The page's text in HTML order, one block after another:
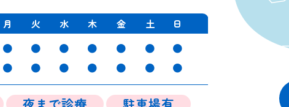
月 火 水 木 金 土
日
● ● ● ● ● ● ●
● ● ● ● ● ● ●
夜まで診療 駐車場有